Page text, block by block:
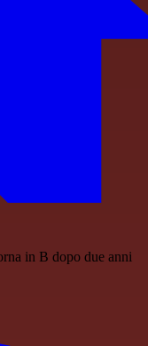
in B dopo due anni